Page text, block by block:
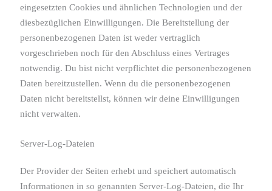
eingesetzten Cookies und ähnlichen Technologien und der
diesbezüglichen Einwilligungen. Die Bereitstellung der
personenbezogenen Daten ist weder vertraglich
vorgeschrieben noch für den Abschluss eines Vertrages
notwendig. Du bist nicht verpflichtet die personenbezogenen
Daten bereitzustellen. Wenn du die personenbezogenen
Daten nicht bereitstellst, können wir deine Einwilligungen
nicht verwalten.
Server-Log-Dateien
Der Provider der Seiten erhebt und speichert automatisch
Informationen in so genannten Server-Log-Dateien, die Ihr